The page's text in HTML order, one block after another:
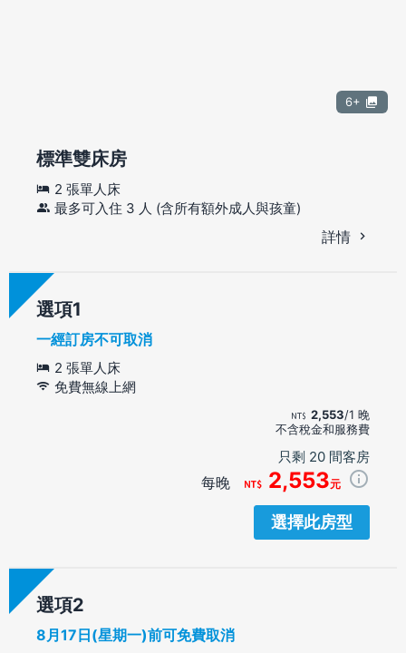
6+
標準雙床房
2 張單人床
最多可入住 3 人 (含所有額外成人與孩童)
詳情
選項
一經訂房不可取消
2 張單人床
免費無線上網
2,553/1 晚
不含稅金和服務費
只剩 20 間客房
每晚 2,553元
選擇此房型
選項
8月17日(星期一)前可免費取消